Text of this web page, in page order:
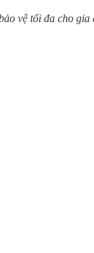
vệ tối đa cho gia